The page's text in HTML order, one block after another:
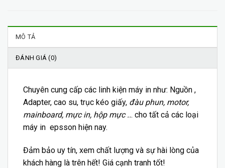
MÔ TẢ
ĐÁNH GIÁ (0)
Chuyên cung cấp các linh kiện máy in như: Nguồn ,
Adapter, cao su, trục kéo giấy, đàu phun, motor,
mainboard, mực in, hộp mực ... cho tất cả các loại
máy in epsson hiện nay.
Đảm bảo uy tín, xem chất lượng và sự hài lòng của
khách hàng là trên hết! Giá cạnh tranh tốt!